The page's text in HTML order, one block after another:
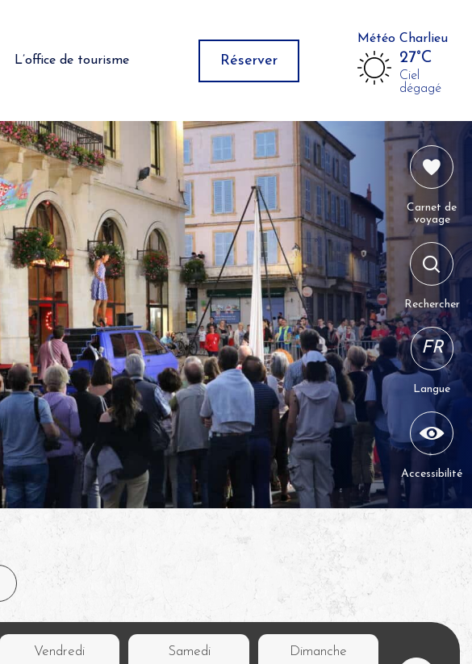
L’office de tourisme Réserver
Météo Charlieu
27°C
Ciel
dégagé
Carnet de
voyage
Rechercher
FR
Langue
Accessibilité
Vendredi Samedi Dimanche